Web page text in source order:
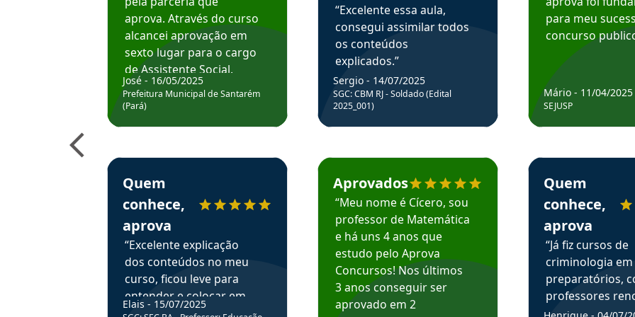
aprova. Através do curso
alcancei aprovação em
sexto lugar para o cargo
de Assistente Social.
Hoje estou atuando na
Prefeitura de Santarém.
José - 16/05/2025
Prefeitura Municipal de Santarém
(Pará)
Estudante Elais recomenda o Aprova Concursos em depoimento
Quem
conhece,
aprova
“Excelente explicação
dos conteúdos no meu
curso, ficou leve para
entender e colocar em
prática através da
Elais - 15/07/2025
“Excelente essa aula,
consegui assimilar todos
os conteúdos
explicados.”
Sergio - 14/07/2025
SGC: CBM RJ - Soldado (Edital
2025_001)
Estudante Cicero recomenda o Aprova Concursos em depoimento
Aprovados
“Meu nome é Cícero, sou
professor de Matemática
e há uns 4 anos que
estudo pelo Aprova
Concursos! Nos últimos
3 anos conseguir ser
aprovado em 2
para meu
concurso
Mário - 11/04/2025
SEJUSP
Estudante Henrique
Quem
conhece,
aprova
“Já fiz cursos de
criminologia em
preparatórios,
professores
fiz curso em pós